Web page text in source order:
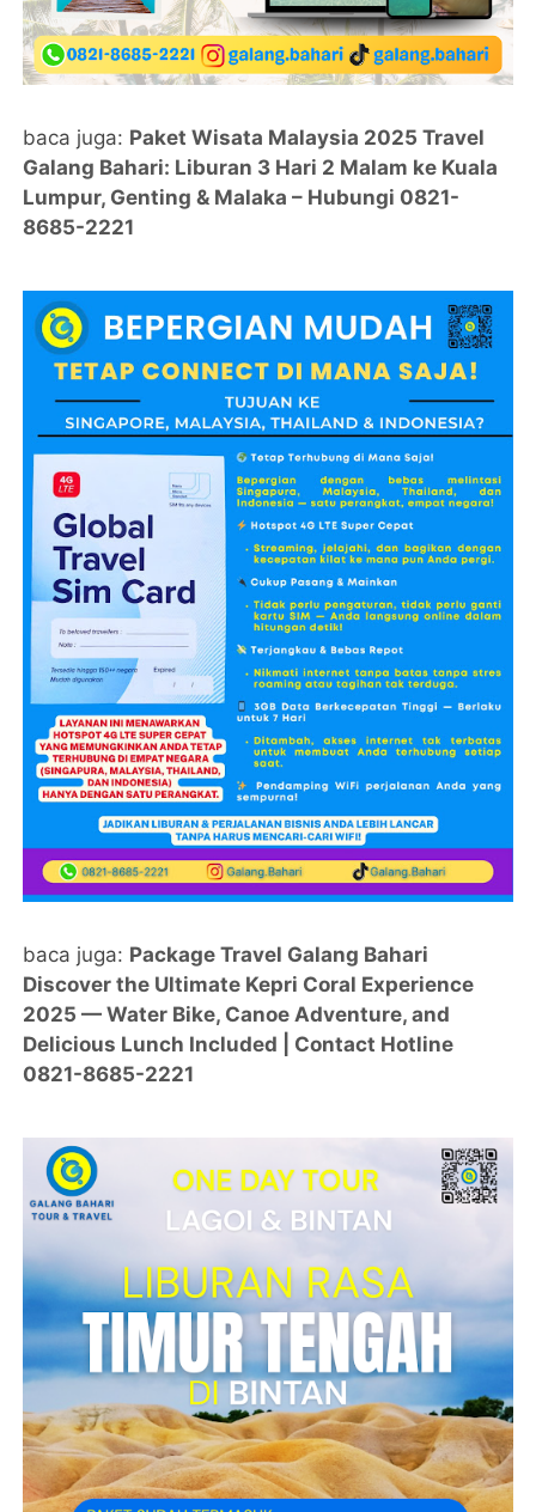
baca juga: Paket Wisata Malaysia 2025 Travel
Galang Bahari: Liburan 3 Hari 2 Malam ke Kuala
Lumpur, Genting & Malaka – Hubungi 0821-
8685-2221
baca juga: Package Travel Galang Bahari
Discover the Ultimate Kepri Coral Experience
2025 — Water Bike, Canoe Adventure, and
Delicious Lunch Included | Contact Hotline
0821-8685-2221